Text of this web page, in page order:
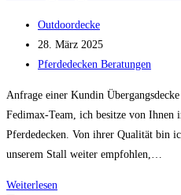
Beitrags-
Autor:
Outdoordecke
Beitrag
veröffentlicht:
28. März 2025
Beitrags-
Pferdedecken Beratungen
Anfrage einer Kundin
Fedimax-Team, ich besitze von Ihnen
Pferdedecken. Von ihrer Qualität bin
unserem Stall weiter empfohlen,…
Weiterlesen